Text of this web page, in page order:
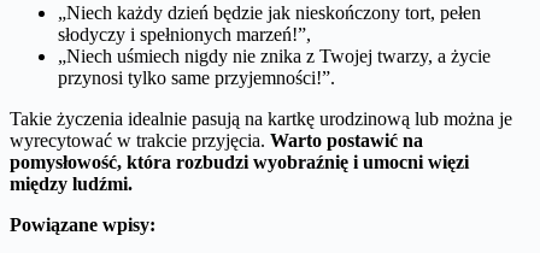
„Niech każdy dzień będzie jak nieskończony tort, pełen
słodyczy i spełnionych marzeń!”,
„Niech uśmiech nigdy nie znika z Twojej twarzy, a życie
przynosi tylko same przyjemności!”.
Takie życzenia idealnie pasują na kartkę urodzinową lub można je
wyrecytować w trakcie przyjęcia. Warto postawić na
pomysłowość, która rozbudzi wyobraźnię i umocni więzi
między ludźmi.
Powiązane wpisy: